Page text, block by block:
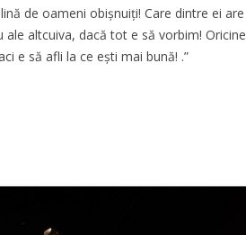
de oameni obișnuiți! Care dintre ei are
ale altcuiva, dacă tot e să vorbim! Oricine
e să afli la ce ești mai bună! .”